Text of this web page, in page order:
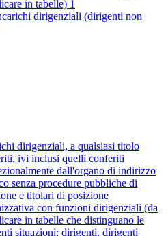
in tabelle) 1
dirigenziali (dirigenti non
dirigenziali, a qualsiasi titolo
ivi inclusi quelli conferiti
dall'organo di indirizzo
senza procedure pubbliche di
e titolari di posizione
con funzioni dirigenziali (da
in tabelle che distinguano le
situazioni: dirigenti, dirigenti